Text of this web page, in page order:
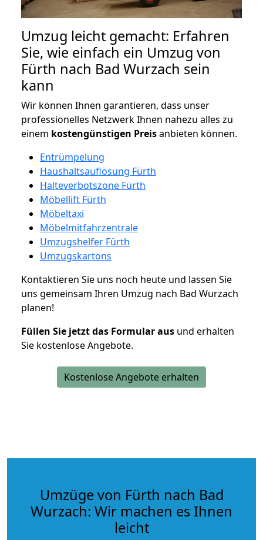
Umzug leicht gemacht: Erfahren
Sie, wie einfach ein Umzug von
Fürth nach Bad Wurzach sein
kann
Wir können Ihnen garantieren, dass unser
professionelles Netzwerk Ihnen nahezu alles zu
einem kostengünstigen Preisanbieten können.
Entrümpelung
Haushaltsauflösung Fürth
Halteverbotszone Fürth
Möbellift Fürth
Möbeltaxi
Möbelmitfahrzentrale
Umzugshelfer Fürth
Umzugskartons
Kontaktieren Sie uns noch heute und lassen Sie
uns gemeinsam Ihren Umzug nach Bad Wurzach
planen!
Füllen Sie jetzt das Formular aus und erhalten
Sie kostenlose Angebote.
Kostenlose Angebote erhalten
Umzüge von Fürth nach Bad
Wurzach: Wir machen es Ihnen
leicht